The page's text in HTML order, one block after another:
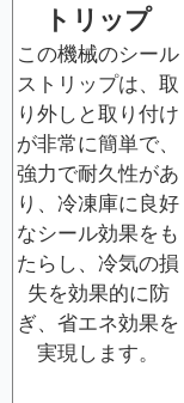
トリップ
この機械のシール
ストリップは、取
り外しと取り付け
が非常に簡単で、
強力で耐久性があ
り、冷凍庫に良好
なシール効果をも
たらし、冷気の損
失を効果的に防
ぎ、省エネ効果を
実現します。